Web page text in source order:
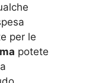
per le
potete